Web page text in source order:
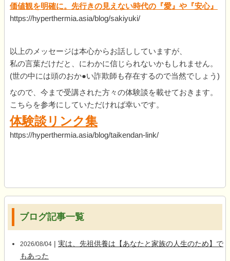
価値観を明確に。先行きの見えない時代の『愛』や『安心』
https://hyperthermia.asia/blog/sakiyuki/
以上のメッセージは本心からお話ししていますが、
私の言葉だけだと、にわかに信じられないかもしれません。
(世の中には頭のおか●い詐欺師も存在するので当然でしょう)
なので、今まで受講された方々の体験談を載せておきます。
こちらを参考にしていただければ幸いです。
体験談リンク集
https://hyperthermia.asia/blog/taikendan-link/
ブログ記事一覧
2026/08/04| 実は、先祖供養は【あなたと家族の人生のため】で
もあった